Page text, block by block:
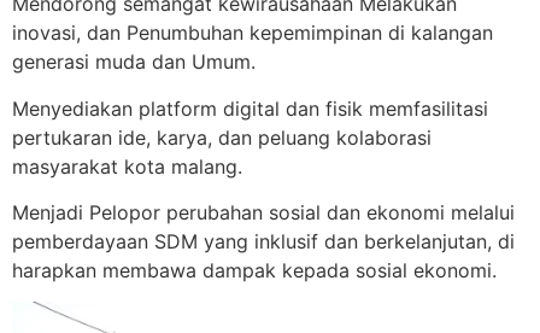
inovasi, dan Penumbuhan kepemimpinan di kalangan
generasi muda dan Umum.
Menyediakan platform digital dan fisik memfasilitasi
pertukaran ide, karya, dan peluang kolaborasi
masyarakat kota malang.
Menjadi Pelopor perubahan sosial dan ekonomi melalui
pemberdayaan SDM yang inklusif dan berkelanjutan, di
harapkan membawa dampak kepada sosial ekonomi.